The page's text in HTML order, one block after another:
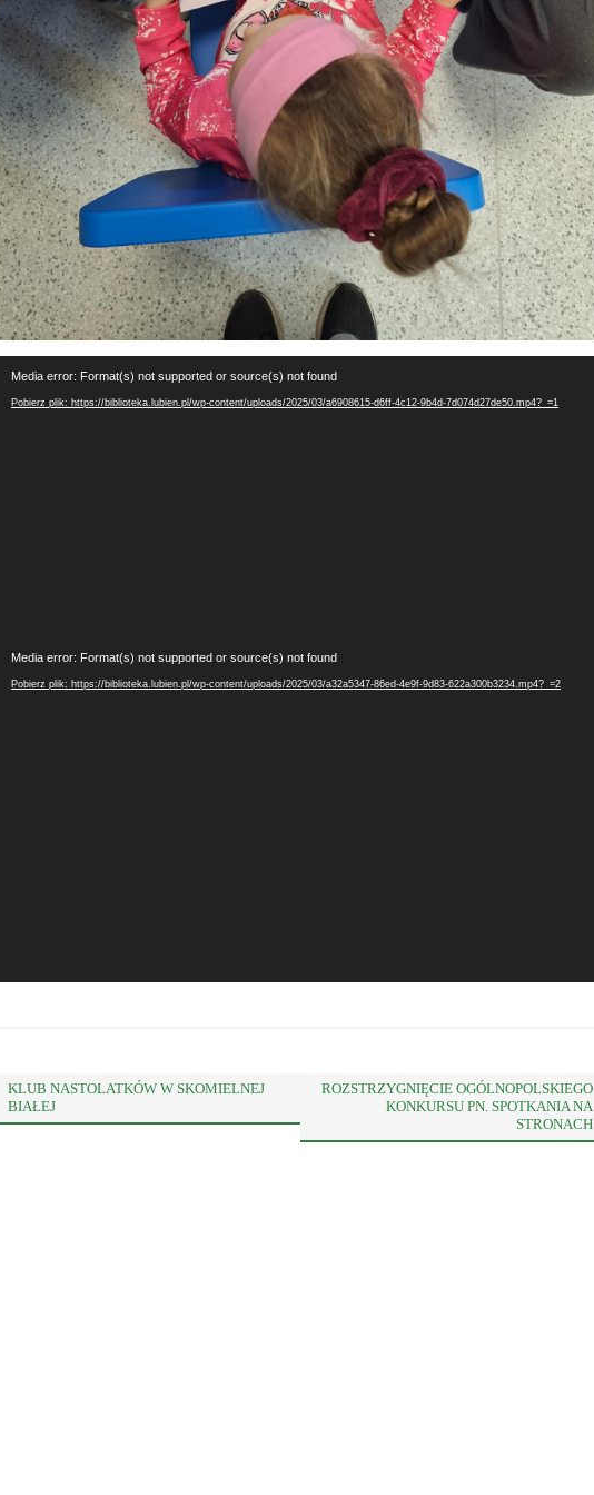
video
Media error: Format(s) not supported or source(s) not found
Pobierz plik: https://biblioteka.lubien.pl/wp-content/uploads/2025/03/a6908615-d6ff-4c12-9b4d-7d074d27de50.mp4?_=1
video
Media error: Format(s) not supported or source(s) not found
Pobierz plik: https://biblioteka.lubien.pl/wp-content/uploads/2025/03/a32a5347-86ed-4e9f-9d83-622a300b3234.mp4?_=2
KLUB NASTOLATKÓW W SKOMIELNEJ
BIAŁEJ
ROZSTRZYGNIĘCIE OGÓLNOPOLSKIEGO
KONKURSU PN. SPOTKANIA NA
STRONACH